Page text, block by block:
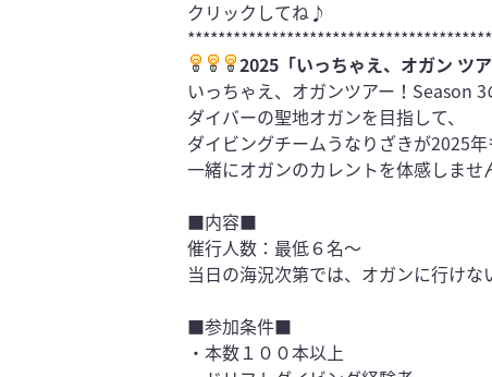
クリックしてね♪
2025「いっちゃえ、 オガン ツ
いっちゃえ、オガンツアー！Season 3
ダイバーの聖地オガンを目指して、
ダイビングチームうなりざきが2025
一緒にオガンのカレントを体感しませ
■内容■
催行人数：最低６名～
当日の海況次第では、オガンに行けな
■参加条件■
・本数１００本以上